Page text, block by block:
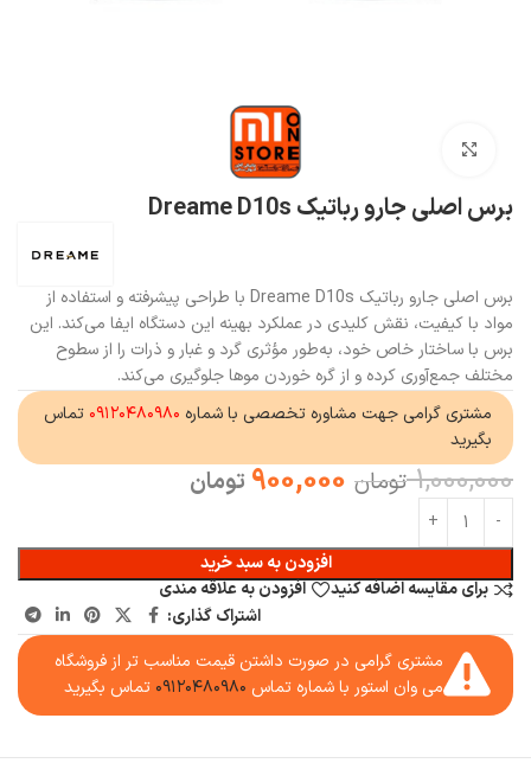
برس اصلی جارو رباتیک Dreame D10s
برس اصلی جارو رباتیک Dreame D10s با طراحی پیشرفته و استفاده از
مواد با کیفیت، نقش کلیدی در عملکرد بهینه این دستگاه ایفا می‌کند. این
برس با ساختار خاص خود، به‌طور مؤثری گرد و غبار و ذرات را از سطوح
مختلف جمع‌آوری کرده و از گره خوردن موها جلوگیری می‌کند.
مشتری گرامی جهت مشاوره تخصصی با شماره ۰۹۱۲۰۴۸۰۹۸۰ تماس
بگیرید
1,000,000 تومان 900,000 تومان
افزودن به سبد خرید
برای مقایسه اضافه کنید
افزودن به علاقه مندی
اشتراک گذاری:
مشتری گرامی در صورت داشتن قیمت مناسب تر از فروشگاه
می وان استور با شماره تماس ۰۹۱۲۰۴۸۰۹۸۰ تماس بگیرید